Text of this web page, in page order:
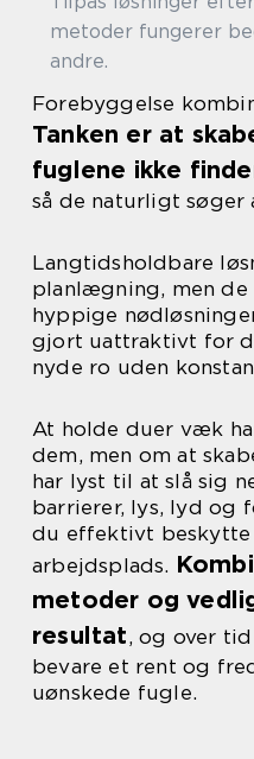
metoder fungerer
andre.
Forebyggelse
Tanken er at
fuglene ikke
så de naturligt søger
Langtidsholdbare
planlægning, men
hyppige
gjort uattraktivt for
nyde ro uden
At holde duer væk
dem, men om at
har lyst til at slå sig
barrierer, lys, lyd og
du effektivt
arbejdsplads.
metoder og
resultat, og over
bevare et rent og
uønskede fugle.